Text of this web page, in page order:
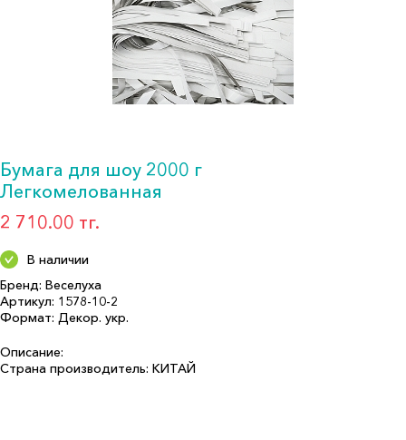
Бумага для шоу 2000 г
Легкомелованная
2 710.00 тг.
В наличии
Бренд: Веселуха
Артикул: 1578-10-2
Формат: Декор. укр.
Описание:
Страна производитель: КИТАЙ